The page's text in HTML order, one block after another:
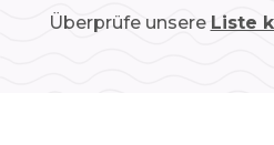
Überprüfe unsere Liste